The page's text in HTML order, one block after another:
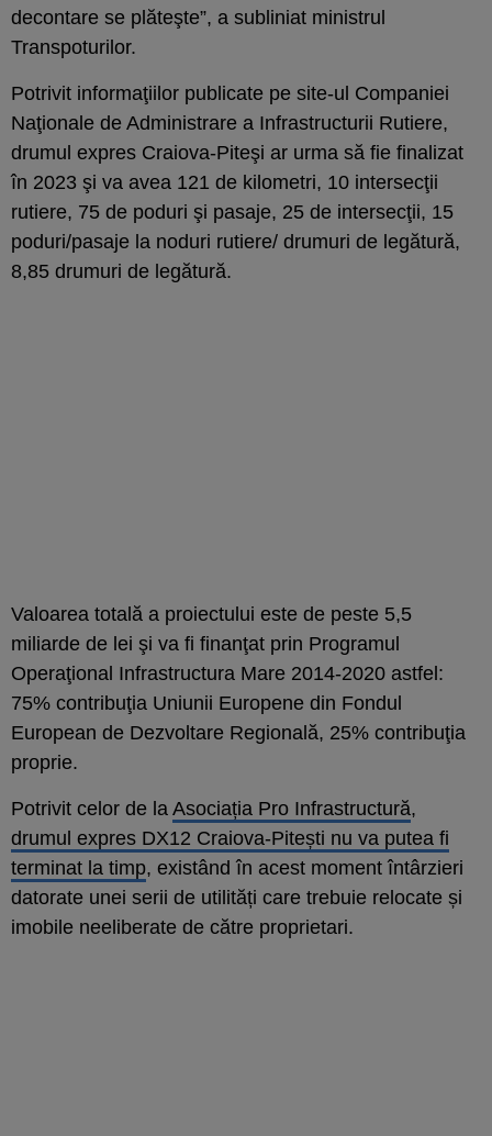
decontare se plăteşte”, a subliniat ministrul
Transpoturilor.
Potrivit informaţiilor publicate pe site-ul Companiei
Naţionale de Administrare a Infrastructurii Rutiere,
drumul expres Craiova-Piteşi ar urma să fie finalizat
în 2023 şi va avea 121 de kilometri, 10 intersecţii
rutiere, 75 de poduri şi pasaje, 25 de intersecţii, 15
poduri/pasaje la noduri rutiere/ drumuri de legătură,
8,85 drumuri de legătură.
Valoarea totală a proiectului este de peste 5,5
miliarde de lei şi va fi finanţat prin Programul
Operaţional Infrastructura Mare 2014-2020 astfel:
75% contribuţia Uniunii Europene din Fondul
European de Dezvoltare Regională, 25% contribuţia
proprie.
Potrivit celor de la Asociația Pro Infrastructură,
drumul expres DX12 Craiova-Pitești nu va putea fi
terminat la timp, existând în acest moment întârzieri
datorate unei serii de utilități care trebuie relocate și
imobile neeliberate de către proprietari.